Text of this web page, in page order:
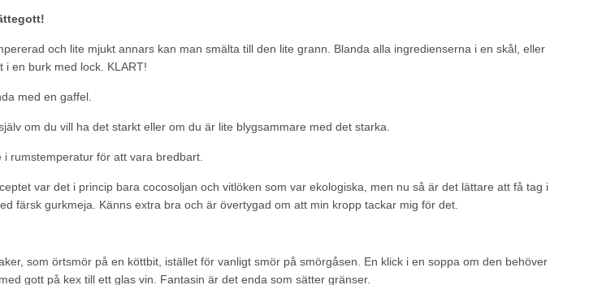
och lite mjukt annars kan man smälta till den lite grann. Blanda alla ingredienserna i en skål, eller
i en burk med lock. KLART!
med en gaffel.
om du vill ha det starkt eller om du är lite blygsammare med det starka.
rumstemperatur för att vara bredbart.
var det i princip bara cocosoljan och vitlöken som var ekologiska, men nu så är det lättare att få tag i
färsk gurkmeja. Känns extra bra och är övertygad om att min kropp tackar mig för det.
som örtsmör på en köttbit, istället för vanligt smör på smörgåsen. En klick i en soppa om den behöver
gott på kex till ett glas vin. Fantasin är det enda som sätter gränser.